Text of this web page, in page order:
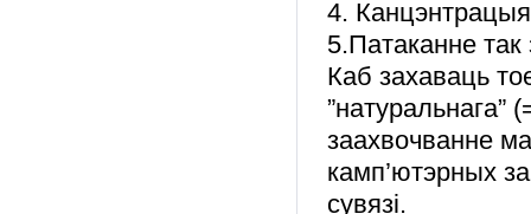
4. Канцэнтрацыя
5.Патаканне
Каб захаваць
заахвочванне
камп’ютэрных
сувязі.